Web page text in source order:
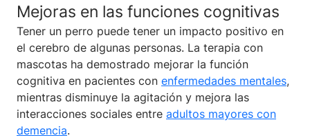
Mejoras en las funciones cognitivas
Tener un perro puede tener un impacto positivo en
el cerebro de algunas personas. La terapia con
mascotas ha demostrado mejorar la función
cognitiva en pacientes con enfermedades mentales,
mientras disminuye la agitación y mejora las
interacciones sociales entre adultos mayores con
demencia.